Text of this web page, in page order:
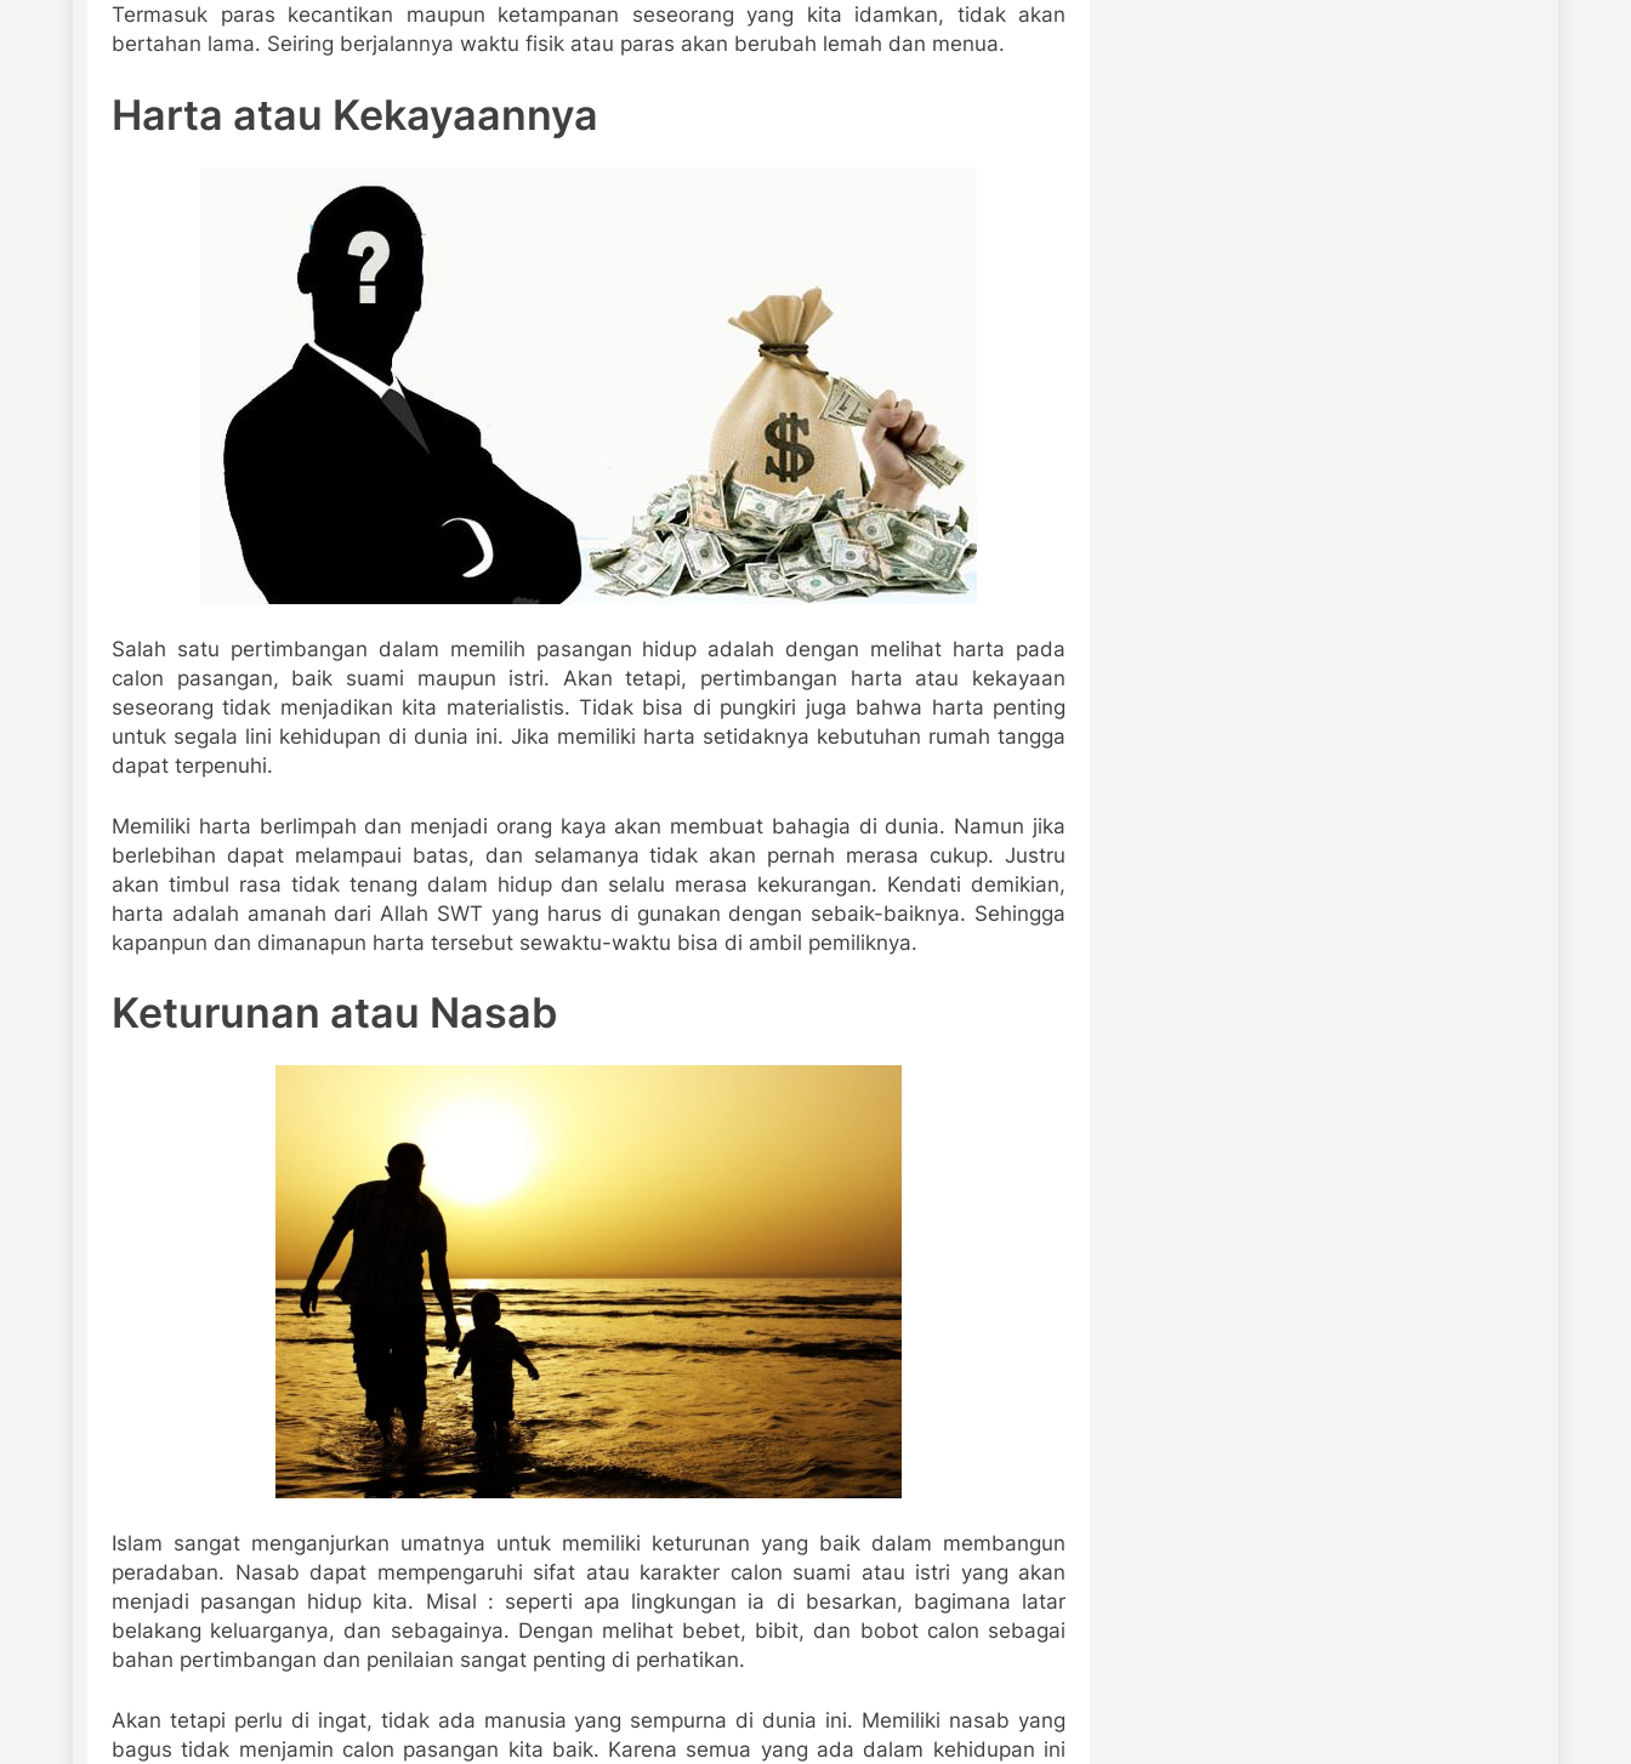
Termasuk paras kecantikan maupun ketampanan seseorang yang kita idamkan, tidak akan
bertahan lama. Seiring berjalannya waktu fisik atau paras akan berubah lemah dan menua.
Harta atau Kekayaannya
Salah satu pertimbangan dalam memilih pasangan hidup adalah dengan melihat harta pada
calon pasangan, baik suami maupun istri. Akan tetapi, pertimbangan harta atau kekayaan
seseorang tidak menjadikan kita materialistis. Tidak bisa di pungkiri juga bahwa harta penting
untuk segala lini kehidupan di dunia ini. Jika memiliki harta setidaknya kebutuhan rumah tangga
dapat terpenuhi.
Memiliki harta berlimpah dan menjadi orang kaya akan membuat bahagia di dunia. Namun jika
berlebihan dapat melampaui batas, dan selamanya tidak akan pernah merasa cukup. Justru
akan timbul rasa tidak tenang dalam hidup dan selalu merasa kekurangan. Kendati demikian,
harta adalah amanah dari Allah SWT yang harus di gunakan dengan sebaik-baiknya. Sehingga
kapanpun dan dimanapun harta tersebut sewaktu-waktu bisa di ambil pemiliknya.
Keturunan atau Nasab
Islam sangat menganjurkan umatnya untuk memiliki keturunan yang baik dalam membangun
peradaban. Nasab dapat mempengaruhi sifat atau karakter calon suami atau istri yang akan
menjadi pasangan hidup kita. Misal : seperti apa lingkungan ia di besarkan, bagimana latar
belakang keluarganya, dan sebagainya. Dengan melihat bebet, bibit, dan bobot calon sebagai
bahan pertimbangan dan penilaian sangat penting di perhatikan.
Akan tetapi perlu di ingat, tidak ada manusia yang sempurna di dunia ini. Memiliki nasab yang
bagus tidak menjamin calon pasangan kita baik. Karena semua yang ada dalam kehidupan ini